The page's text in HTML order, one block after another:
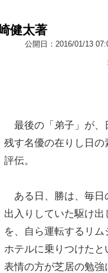
健太著
公開日： 2016/01/13
最後の「弟子」が、
残す名優の在りし日
評伝。
ある日、勝は、毎日
出入りしていた駆け
を、自ら運転するリ
ホテルに乗りつけた
表情の方が芝居の勉